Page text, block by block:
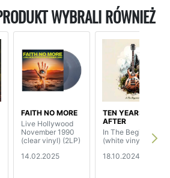
WYBRALI RÓWNIEŻ
FAITH NO MORE
Live Hollywood
November 1990
(clear vinyl) (2LP)
14.02.2025
TEN YEARS
AFTER
In The Beginning
(white vinyl)
18.10.2024